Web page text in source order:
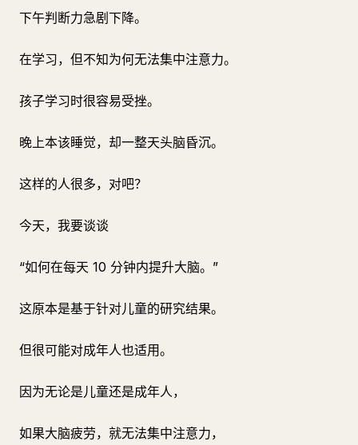
下午判断力急剧下降。
在学习，但不知为何无法集中注意力。
孩子学习时很容易受挫。
晚上本该睡觉，却一整天头脑昏沉。
这样的人很多，对吧？
今天，我要谈谈
“如何在每天 10 分钟内提升大脑。”
这原本是基于针对儿童的研究结果。
但很可能对成年人也适用。
因为无论是儿童还是成年人，
如果大脑疲劳，就无法集中注意力，